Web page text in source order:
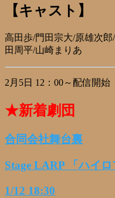
【キャスト】
高田歩/門田宗大/原雄次
田周平/山崎まりあ
2月5日 12：00～配信開始
★新着劇団
合同会社舞台裏
Stage LARP 「ハイロ
1/12 18:30